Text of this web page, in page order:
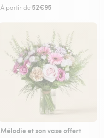
À partir de 52€95
Mélodie et son vase offert